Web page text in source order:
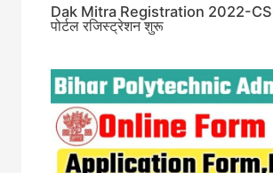
Dak Mitra Registration 2022-
पोर्टल रजिस्ट्रेशन शुरू